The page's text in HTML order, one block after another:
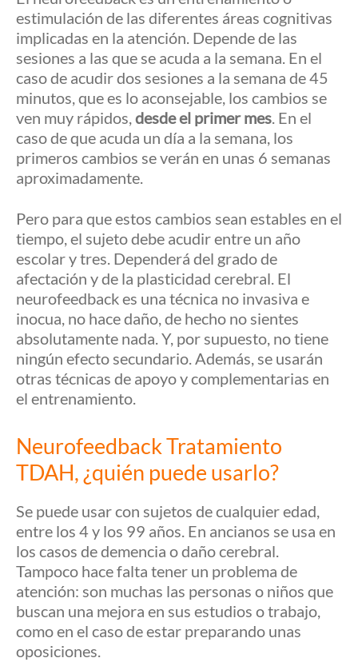
estimulación de las diferentes áreas cognitivas
implicadas en la atención. Depende de las
sesiones a las que se acuda a la semana. En el
caso de acudir dos sesiones a la semana de 45
minutos, que es lo aconsejable, los cambios se
ven muy rápidos,desde el primer mes. En el
caso de que acuda un día a la semana, los
primeros cambios se verán en unas 6 semanas
aproximadamente.
Pero para que estos cambios sean estables en el
tiempo, el sujeto debe acudir entre un año
escolar y tres. Dependerá del grado de
afectación y de la plasticidad cerebral. El
neurofeedback es una técnica no invasiva e
inocua, no hace daño, de hecho no sientes
absolutamente nada. Y, por supuesto, no tiene
ningún efecto secundario. Además, se usarán
otras técnicas de apoyo y complementarias en
el entrenamiento.
Neurofeedback Tratamiento
TDAH, ¿quién puede usarlo?
Se puede usar con sujetos de cualquier edad,
entre los 4 y los 99 años. En ancianos se usa en
los casos de demencia o daño cerebral.
Tampoco hace falta tener un problema de
atención: son muchas las personas o niños que
buscan una mejora en sus estudios o trabajo,
como en el caso de estar preparando unas
oposiciones.